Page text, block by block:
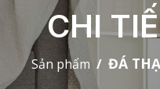
CHI
Sản phẩm ĐÁ